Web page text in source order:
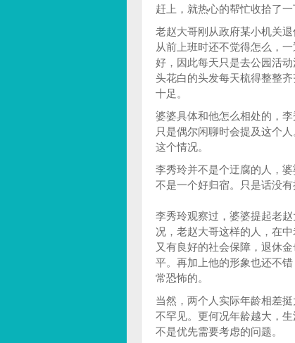
赶上，就热心的帮忙收拾了一
老赵大哥刚从政府某小机关
从前上班时还不觉得怎么，
好，因此每天只是去公园活
头花白的头发每天梳得整整
十足。
婆婆具体和他怎么相处的，
只是偶尔闲聊时会提及这个
这个情况。
李秀玲并不是个迂腐的人，
不是一个好归宿。只是话没
李秀玲观察过，婆婆提起老
况，老赵大哥这样的人，在
又有良好的社会保障，退休
平。再加上他的形象也还不
常恐怖的。
当然，两个人实际年龄相差
不罕见。更何况年龄越大，
不是优先需要考虑的问题。